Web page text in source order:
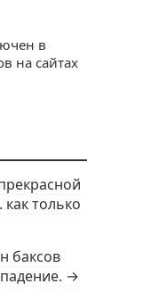
в
на сайтах
только
баксов
→